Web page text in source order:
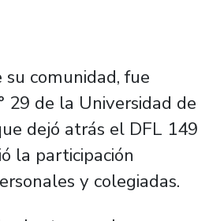
comunidad, fue
29 de la Universidad de
dejó atrás el DFL 149
la participación
y colegiadas.